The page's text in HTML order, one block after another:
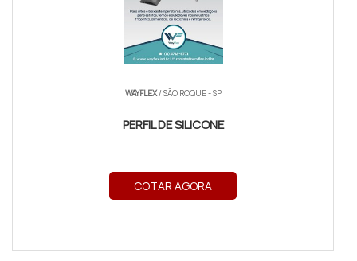
WAYFLEX/ SÃO ROQUE - SP
PERFIL DE SILICONE
COTAR AGORA